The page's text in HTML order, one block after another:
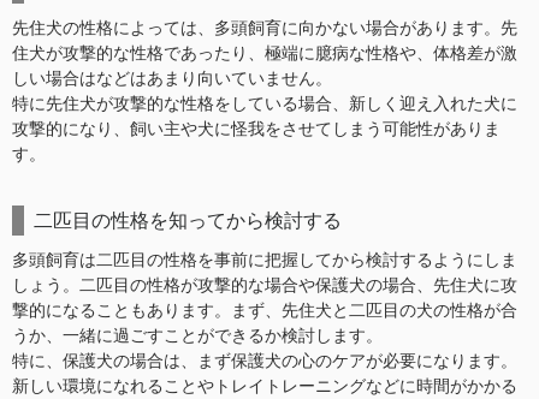
先住犬の性格によっては、多頭飼育に向かない場合があります。先
住犬が攻撃的な性格であったり、極端に臆病な性格や、体格差が激
しい場合はなどはあまり向いていません。
特に先住犬が攻撃的な性格をしている場合、新しく迎え入れた犬に
攻撃的になり、飼い主や犬に怪我をさせてしまう可能性がありま
す。
二匹目の性格を知ってから検討する
多頭飼育は二匹目の性格を事前に把握してから検討するようにしま
しょう。二匹目の性格が攻撃的な場合や保護犬の場合、先住犬に攻
撃的になることもあります。まず、先住犬と二匹目の犬の性格が合
うか、一緒に過ごすことができるか検討します。
特に、保護犬の場合は、まず保護犬の心のケアが必要になります。
新しい環境になれることやトレイトレーニングなどに時間がかかる